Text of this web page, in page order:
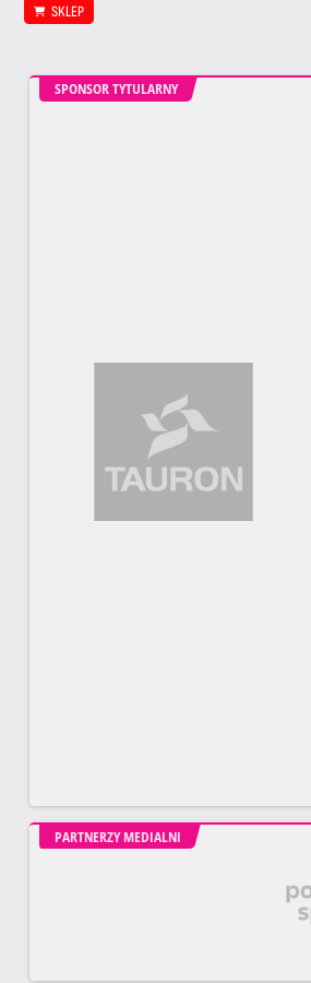
SKLEP
SPONSOR TYTULARNY
PARTNERZY MEDIALNI